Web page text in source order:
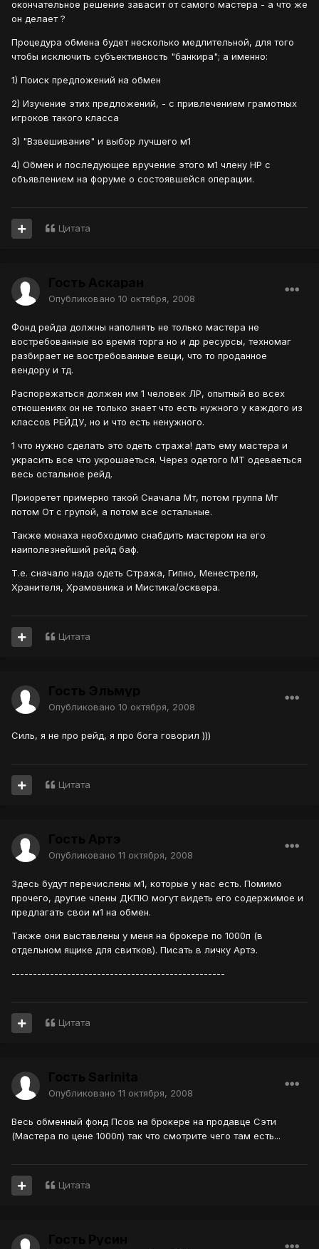
окончательное решение завасит от самого мастера - а что же
он делает ?
Процедура обмена будет несколько медлительной, для того
чтобы исключить субъективность "банкира"; а именно:
1) Поиск предложений на обмен
2) Изучение этих предложений, - с привлечением грамотных
игроков такого класса
3) "Взвешивание" и выбор лучшего м1
4) Обмен и последующее вручение этого м1 члену НР с
объявлением на форуме о состоявшейся операции.
Цитата
Опубликовано 10 октября, 2008
Фонд рейда должны наполнять не только мастера не
востребованные во время торга но и др ресурсы, техномаг
разбирает не востребованные вещи, что то проданное
вендору и тд.
Распорежаться должен им 1 человек ЛР, опытный во всех
отношениях он не только знает что есть нужного у каждого из
классов РЕЙДУ, но и что есть ненужного.
1 что нужно сделать это одеть стража! дать ему мастера и
украсить все что укрошаеться. Через одетого МТ одеваеться
весь остальное рейд.
Приоретет примерно такой Сначала Мт, потом группа Мт
потом От с групой, а потом все остальные.
Также монаха необходимо снабдить мастером на его
наиполезнейший рейд баф.
Т.е. сначало нада одеть Стража, Гипно, Менестреля,
Хранителя, Храмовника и Мистика/осквера.
Цитата
Опубликовано 10 октября, 2008
Силь, я не про рейд, я про бога говорил )))
Цитата
Опубликовано 11 октября, 2008
Здесь будут перечислены м1, которые у нас есть. Помимо
прочего, другие члены ДКПЮ могут видеть его содержимое и
предлагать свои м1 на обмен.
Также они выставлены у меня на брокере по 1000п (в
отдельном ящике для свитков). Писать в личку Артэ.
--------------------------------------------------
Цитата
Опубликовано 11 октября, 2008
Весь обменный фонд Псов на брокере на продавце Сэти
(Мастера по цене 1000п) так что смотрите чего там есть...
Цитата